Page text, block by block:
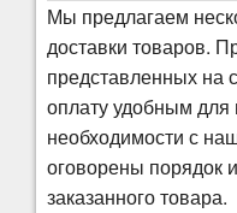
Мы предлагаем
доставки товаров.
представленных на
оплату удобным для
необходимости с
оговорены порядок
заказанного товара.